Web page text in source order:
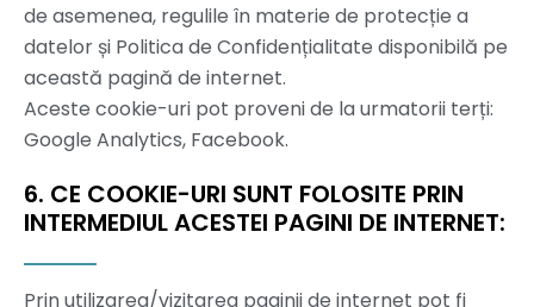
de asemenea, regulile în materie de protecție a
datelor și Politica de Confidențialitate disponibilă pe
această pagină de internet.
Aceste cookie-uri pot proveni de la urmatorii terți:
Google Analytics, Facebook.
6. CE COOKIE-URI SUNT FOLOSITE PRIN
INTERMEDIUL ACESTEI PAGINI DE INTERNET:
Prin utilizarea/vizitarea paginii de internet pot fi